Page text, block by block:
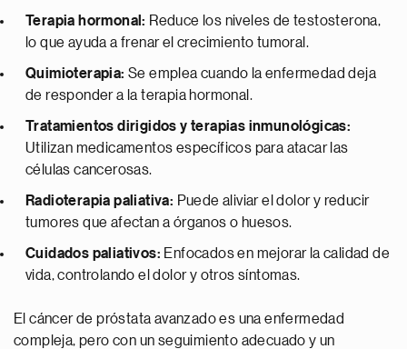
Terapia hormonal: Reduce los niveles de testosterona,
lo que ayuda a frenar el crecimiento tumoral.
Quimioterapia: Se emplea cuando la enfermedad deja
de responder a la terapia hormonal.
Tratamientos dirigidos y terapias inmunológicas:
Utilizan medicamentos específicos para atacar las
células cancerosas.
Radioterapia paliativa: Puede aliviar el dolor y reducir
tumores que afectan a órganos o huesos.
Cuidados paliativos: Enfocados en mejorar la calidad de
vida, controlando el dolor y otros síntomas.
El cáncer de próstata avanzado es una enfermedad
compleja, pero con un seguimiento adecuado y un